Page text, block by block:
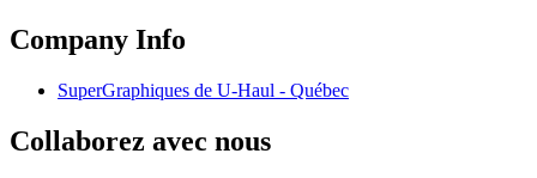
Company Info
SuperGraphiques de U-Haul - Québec
Collaborez avec nous